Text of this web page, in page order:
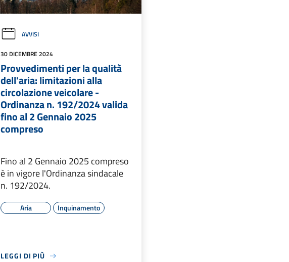
AVVISI
30 DICEMBRE 2024
Provvedimenti per la qualità
dell'aria: limitazioni alla
circolazione veicolare -
Ordinanza n. 192/2024 valida
fino al 2 Gennaio 2025
compreso
Fino al 2 Gennaio 2025 compreso
è in vigore l'Ordinanza sindacale
n. 192/2024.
Aria Inquinamento
LEGGI DI PIÙ